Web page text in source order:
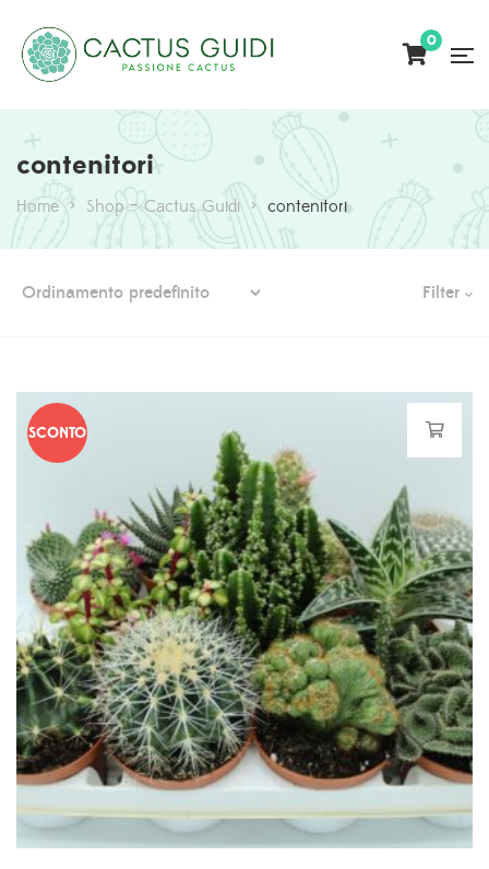
0
contenitori
Home > Shop – Cactus Guidi > contenitori
Filter
SCONTO